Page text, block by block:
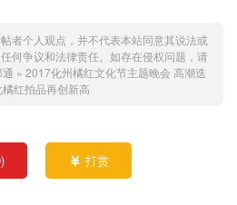
者个人观点，并不代表本站同意其说法或
何争议和法律责任。如存在侵权问题，请
» 2017化州橘红文化节主题晚会 高潮迭
橘红拍品再创新高
)  打赏